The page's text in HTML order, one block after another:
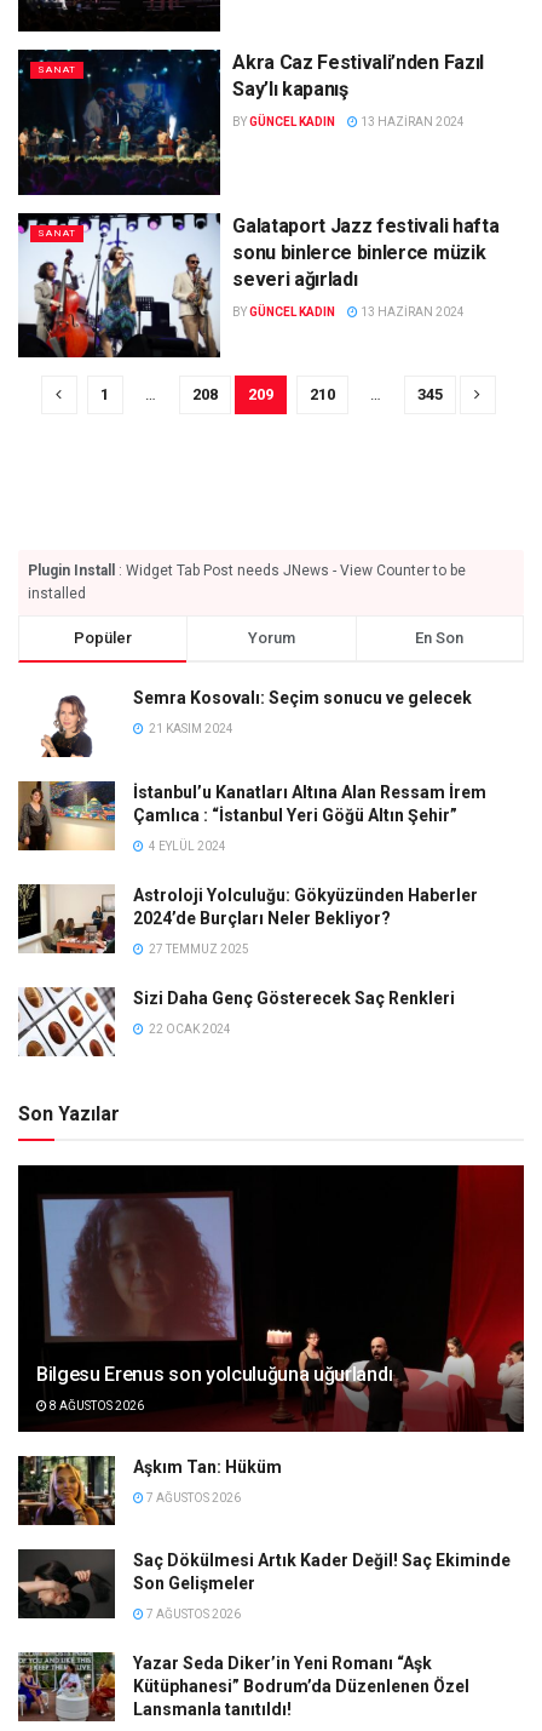
SANAT
Akra Caz Festivali’nden Fazıl
Say’lı kapanış
BYGÜNCEL KADIN 13 HAZIRAN 2024
SANAT
Galataport Jazz festivali hafta
sonu binlerce binlerce müzik
severi ağırladı
BYGÜNCEL KADIN 13 HAZIRAN 2024
1 … 208 209 210 … 345
Plugin Install
: Widget Tab Post needs JNews - View Counter to be
installed
Popüler Yorum En Son
Semra Kosovalı: Seçim sonucu ve gelecek
21 KASIM 2024
İstanbul’u Kanatları Altına Alan Ressam İrem
Çamlıca : “İstanbul Yeri Göğü Altın Şehir”
4 EYLÜL 2024
Astroloji Yolculuğu: Gökyüzünden Haberler
2024’de Burçları Neler Bekliyor?
27 TEMMUZ 2025
Sizi Daha Genç Gösterecek Saç Renkleri
22 OCAK 2024
Son Yazılar
Bilgesu Erenus son yolculuğuna uğurlandı
8 AĞUSTOS 2026
Aşkım Tan: Hüküm
7 AĞUSTOS 2026
Saç Dökülmesi Artık Kader Değil! Saç Ekiminde
Son Gelişmeler
7 AĞUSTOS 2026
Yazar Seda Diker’in Yeni Romanı “Aşk
Kütüphanesi” Bodrum’da Düzenlenen Özel
Lansmanla tanıtıldı!